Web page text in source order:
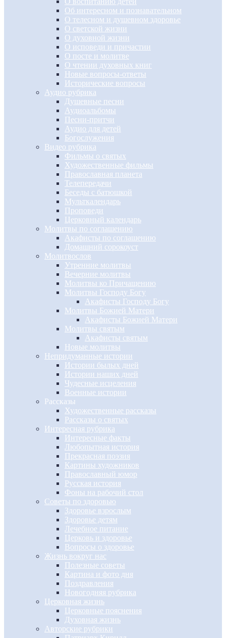
Об интересном и познавательном
О телесном и душевном здоровье
О светской жизни
О духовной жизни
О исповеди и причастии
О посте и молитве
О чтении духовных книг
Новые вопросы-ответы
Исторические вопросы
Аудио рубрика
Душевные песни
Аудиоальбомы
Песни-притчи
Аудио для детей
Богослужения
Видео рубрика
Фильмы о святых
Художественные фильмы
Православная планета
Телепередачи
Беседы с батюшкой
Мульткалендарь
Проповеди
Церковный календарь
Молитвы по соглашению
Акафисты по соглашению
Домашний сорокоуст
Молитвослов
Утренние молитвы
Вечерние молитвы
Молитвы ко Причащению
Молитвы Господу Богу
Акафисты Господу Богу
Молитвы Божией Матери
Акафисты Божией Матери
Молитвы святым
Акафисты святым
Новые молитвы
Непридуманные истории
Истории былых дней
Истории наших дней
Чудесные исцеления
Военные истории
Рассказы
Художественные рассказы
Рассказы о святых
Интересная рубрика
Интересные факты
Любопытная история
Прекрасная поэзия
Картины художников
Православный юмор
Русская история
Фоны на рабочий стол
Советы по здоровью
Здоровье взрослым
Здоровье детям
Лечебное питание
Церковь и здоровье
Вопросы о здоровье
Жизнь вокруг нас
Полезные советы
Картина и фото дня
Поздравления
Новогодняя рубрика
Церковная жизнь
Церковные пояснения
Духовная жизнь
Авторские рубрики